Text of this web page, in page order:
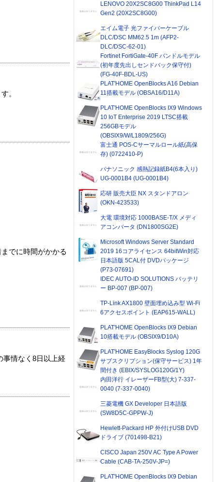
。
でに時間がかかる
事情なく8日以上経
LENOVO 20X2SC8G00 ThinkPad L14
Gen2 (20X2SC8G00)
エイム電子 光ファイバーケーブル
DLC/DSC MM62.5 1m (AFP2-
DLC/DSC-62-01)
Fortinet FortiGate-40F バンドルモデル
(初年度先出しセンドバック保守付)
(FG-40F-BDL-US)
PLAT'HOME OpenBlocks A16 Debian
11搭載モデル (OBSA16/D11A)
PLAT'HOME OpenBlocks IX9 Windows
10 IoT Enterprise 2019 LTSC搭載
256GBモデル
(OBSIX9/W/L1809/256G)
富士通 POS-Cサーマルロール紙(高保
存) (0722410-P)
パナソニック 感熱記録紙B4(6本入り)
UG-0001B4 (UG-0001B4)
応研 販売大臣 NX スタンドアロン
(OKN-423533)
大電 環境対応 1000BASE-T/X メディ
アコンバータ (DN1800SG2E)
Microsoft Windows Server Standard
2019 16コアライセンス 64bitWin対応
日本語版 5CAL付 DVDパッケージ
(P73-07691)
IDEC AUTO-ID SOLUTIONS バッテリ
ー BP-007 (BP-007)
TP-Link AX1800 壁面埋め込み型 Wi-Fi
6アクセスポイント (EAP615-WALL)
PLAT'HOME OpenBlocks IX9 Debian
10搭載モデル (OBSIX9/D10A)
PLAT'HOME EasyBlocks Syslog 120G
サブスクリプション(保守サービス) 1年
間付き (EBIX/SYSLOG120G/1Y)
内田洋行 イレーザーFB型(大) 7-337-
0040 (7-337-0040)
三菱電機 GX Developer 日本語版
(SW8D5C-GPPW-J)
Hewlett-Packard HP 外付けUSB DVD
ドライブ (701498-B21)
CISCO Japan 250V AC Type A Power
Cable (CAB-TA-250V-JP=)
PLAT'HOME OpenBlocks IX9 Debian